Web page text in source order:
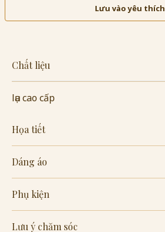
Lưu vào yêu thích
Chất liệu
lụa cao cấp
Họa tiết
Dáng áo
Phụ kiện
Lưu ý chăm sóc